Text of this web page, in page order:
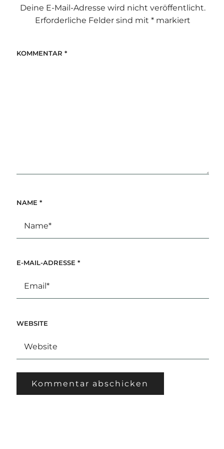
Deine E-Mail-Adresse wird nicht veröffentlicht.
Erforderliche Felder sind mit *markiert
KOMMENTAR *
NAME *
E-MAIL-ADRESSE *
WEBSITE